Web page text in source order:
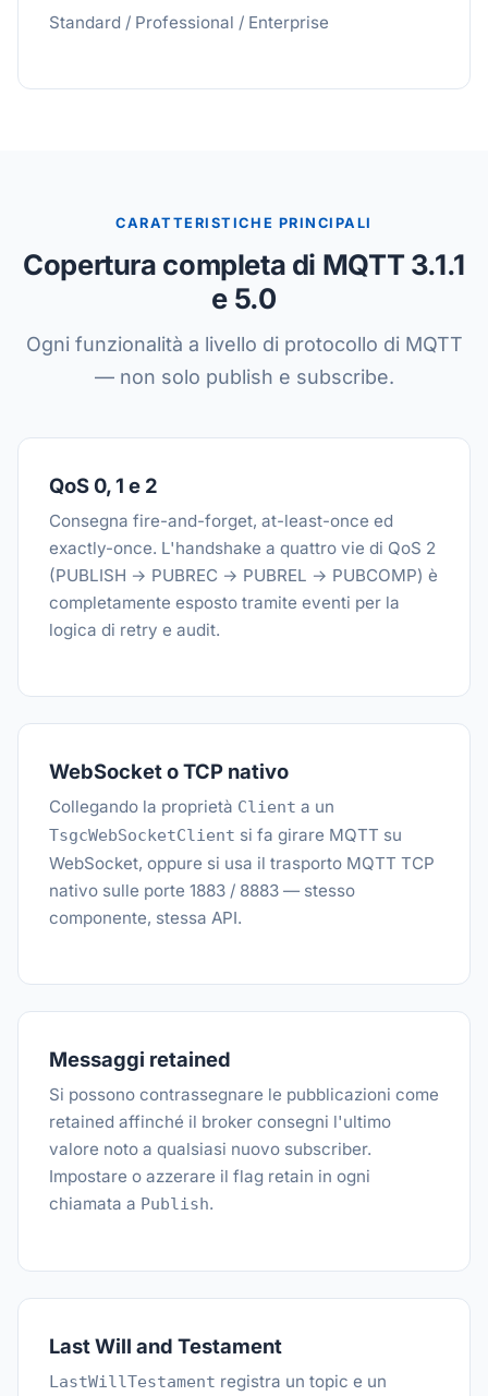
Standard / Professional / Enterprise
CARATTERISTICHE PRINCIPALI
Copertura completa di MQTT 3.1.1
e 5.0
Ogni funzionalità a livello di protocollo di MQTT
— non solo publish e subscribe.
QoS 0, 1 e 2
Consegna fire-and-forget, at-least-once ed
exactly-once. L'handshake a quattro vie di QoS 2
(PUBLISH → PUBREC → PUBREL → PUBCOMP) è
completamente esposto tramite eventi per la
logica di retry e audit.
WebSocket o TCP nativo
Collegando la proprietà Client a un
TsgcWebSocketClient si fa girare MQTT su
WebSocket, oppure si usa il trasporto MQTT TCP
nativo sulle porte 1883 / 8883 — stesso
componente, stessa API.
Messaggi retained
Si possono contrassegnare le pubblicazioni come
retained affinché il broker consegni l'ultimo
valore noto a qualsiasi nuovo subscriber.
Impostare o azzerare il flag retain in ogni
chiamata a Publish.
Last Will and Testament
LastWillTestament registra un topic e un